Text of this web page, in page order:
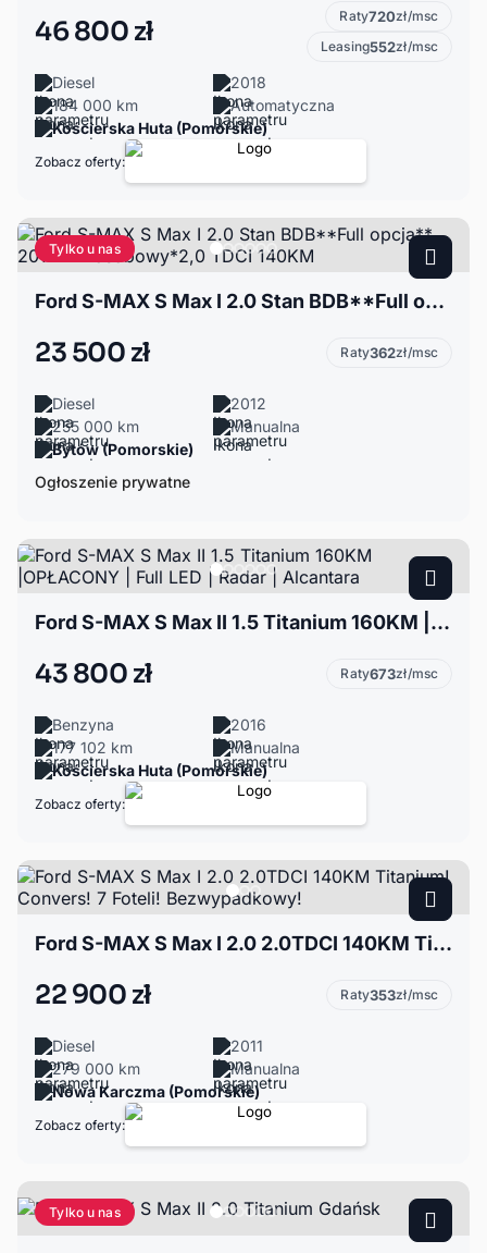
46 800 zł Raty720zł/msc
Leasing552zł/msc
Diesel
2018
184 000 km
Automatyczna
Kościerska Huta (Pomorskie)
Zobacz oferty:
Tylko u nas
Ford S-MAX S Max I 2.0 Stan BDB**Full opcja** 2012r* 7 osobowy*2,0 TDCI 140KM
23 500 zł Raty362zł/msc
Diesel
2012
255 000 km
Manualna
Bytów (Pomorskie)
Ogłoszenie prywatne
Ford S-MAX S Max II 1.5 Titanium 160KM |OPŁACONY | Full LED | Radar | Alcantara
43 800 zł Raty673zł/msc
Benzyna
2016
177 102 km
Manualna
Kościerska Huta (Pomorskie)
Zobacz oferty:
Ford S-MAX S Max I 2.0 2.0TDCI 140KM Titanium! Convers! 7 Foteli! Bezwypadkowy!
22 900 zł Raty353zł/msc
Diesel
2011
279 000 km
Manualna
Nowa Karczma (Pomorskie)
Zobacz oferty:
Tylko u nas